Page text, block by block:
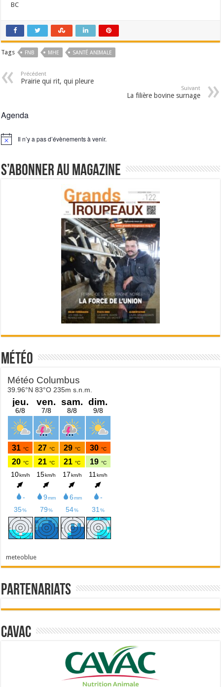
BC
Tags FNB MHE SANTÉ ANIMALE
Précédent
Prairie qui rit, qui pleure
Suivant
La filière bovine surnage
Agenda
Notice Il n’y a pas d’évènements à venir.
S’abonner au magazine
Météo
meteoblue
Partenariats
Cavac